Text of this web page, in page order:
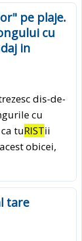
pe plaje.
cu
in
dis-de-
cu
tuRISTii
obicei,
tare